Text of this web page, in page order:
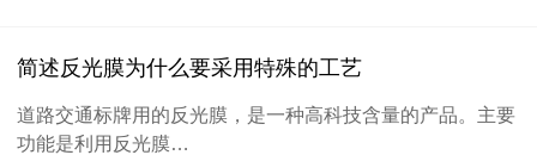
简述反光膜为什么要采用特殊的工艺
道路交通标牌用的反光膜，是一种高科技含量的产品。主要
功能是利用反光膜…